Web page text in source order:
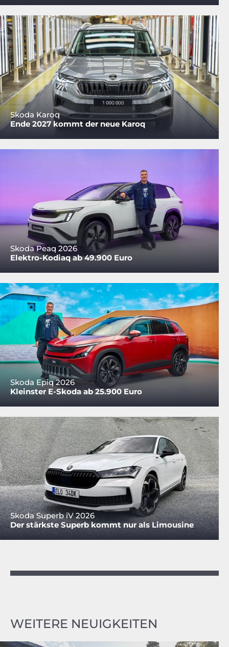
Skoda Karoq
Ende 2027 kommt der neue Karoq
Skoda Peaq 2026
Elektro-Kodiaq ab 49.900 Euro
Skoda Epiq 2026
Kleinster E-Skoda ab 25.900 Euro
Skoda Superb iV 2026
Der stärkste Superb kommt nur als Limousine
WEITERE NEUIGKEITEN